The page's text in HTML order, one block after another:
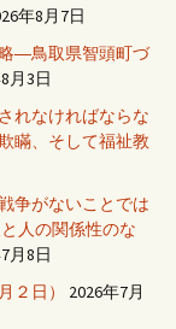
年8月7日
―鳥取県智頭町づ
月3日
れなければならな
瞞、そして福祉教
争がないことでは
人の関係性のな
月8日
２日）
2026年7月